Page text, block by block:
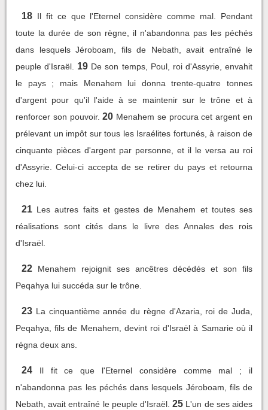
18 Il fit ce que l'Eternel considère comme mal. Pendant
toute la durée de son règne, il n'abandonna pas les péchés
dans lesquels Jéroboam, fils de Nebath, avait entraîné le
peuple d'Israël.
19 De son temps, Poul, roi d'Assyrie, envahit
le pays ; mais Menahem lui donna trente-quatre tonnes
d'argent pour qu'il l'aide à se maintenir sur le trône et à
renforcer son pouvoir. 20 Menahem se procura cet argent en
prélevant un impôt sur tous les Israélites fortunés, à raison de
cinquante pièces d'argent par personne, et il le versa au roi
d'Assyrie. Celui-ci accepta de se retirer du pays et retourna
chez lui.
21 Les autres faits et gestes de Menahem et toutes ses
réalisations sont cités dans le livre des Annales des rois
d'Israël.
22
Menahem rejoignit ses ancêtres décédés et son fils
Peqahya lui succéda sur le trône.
23 La cinquantième année du règne d'Azaria, roi de Juda,
Peqahya, fils de Menahem, devint roi d'Israël à Samarie où il
régna deux ans.
24
Il fit ce que l'Eternel considère comme mal ; il
n'abandonna pas les péchés dans lesquels Jéroboam, fils de
Nebath, avait entraîné le peuple d'Israël. 25 L'un de ses aides